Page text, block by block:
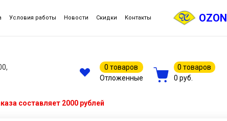
Условия работы Новости Скидки Контакты OZON
0 товаров
Отложенные
0 товаров
0 руб.
составляет 2000 рублей